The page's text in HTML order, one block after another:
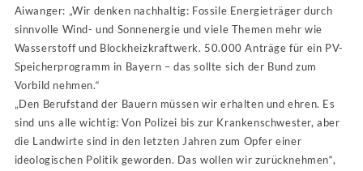
Aiwanger: „Wir denken nachhaltig: Fossile Energieträger durch
sinnvolle Wind- und Sonnenergie und viele Themen mehr wie
Wasserstoff und Blockheizkraftwerk. 50.000 Anträge für ein PV-
Speicherprogramm in Bayern – das sollte sich der Bund zum
Vorbild nehmen.“
„Den Berufstand der Bauern müssen wir erhalten und ehren. Es
sind uns alle wichtig: Von Polizei bis zur Krankenschwester, aber
die Landwirte sind in den letzten Jahren zum Opfer einer
ideologischen Politik geworden. Das wollen wir zurücknehmen“,